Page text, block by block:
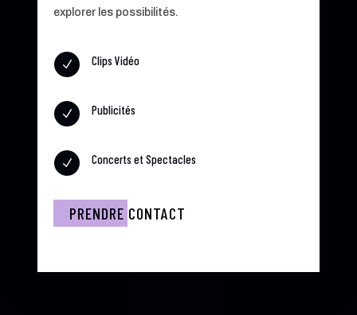
explorer les possibilités.
N Clips Vidéo
N Publicités
N Concerts et Spectacles
PRENDRE CONTACT